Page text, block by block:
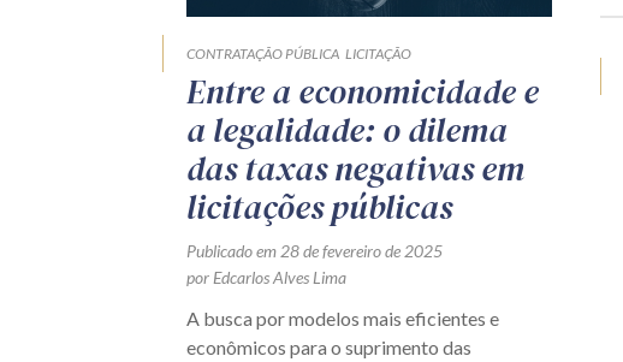
CONTRATAÇÃO PÚBLICA LICITAÇÃO
Entre a economicidade e
a legalidade: o dilema
das taxas negativas em
licitações públicas
Publicado em 28 de fevereiro de 2025
por Edcarlos Alves Lima
A busca por modelos mais eficientes e
econômicos para o suprimento das